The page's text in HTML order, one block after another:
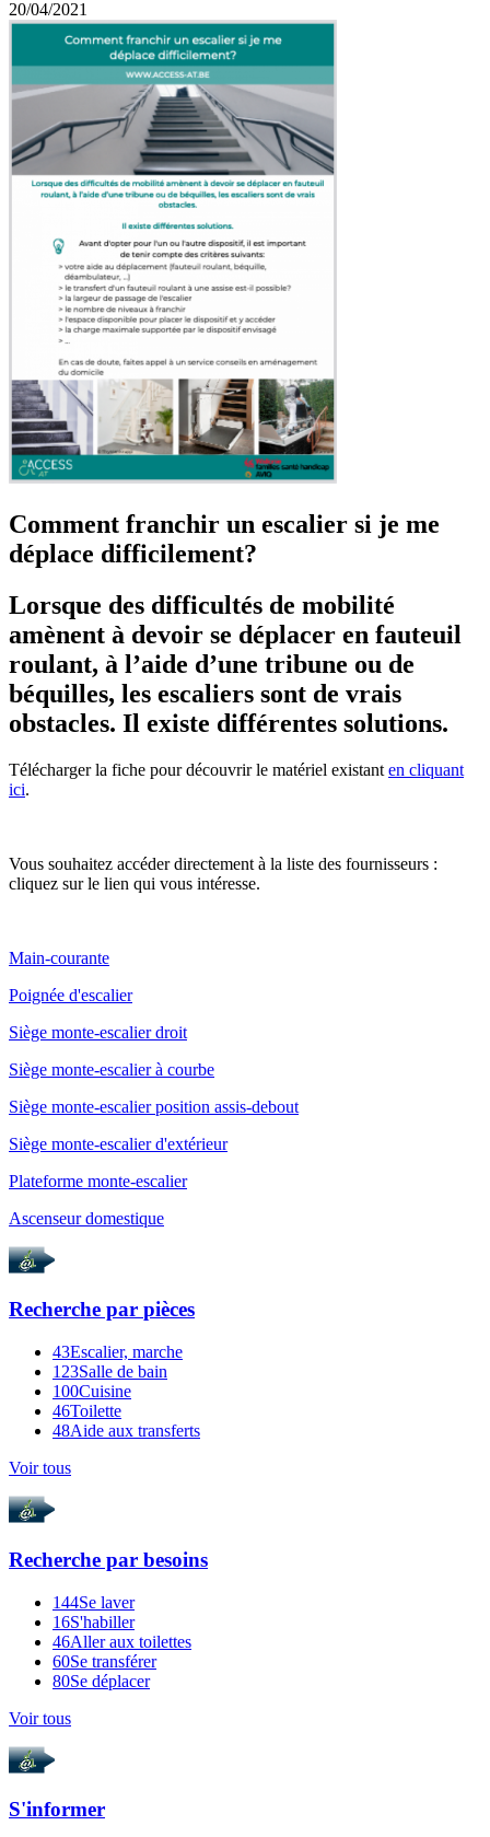
20/04/2021
Comment franchir un escalier si je me
déplace difficilement?
Lorsque des difficultés de mobilité
amènent à devoir se déplacer en fauteuil
roulant, à l’aide d’une tribune ou de
béquilles, les escaliers sont de vrais
obstacles. Il existe différentes solutions.
Télécharger la fiche pour découvrir le matériel existant en cliquant
ici.
Vous souhaitez accéder directement à la liste des fournisseurs :
cliquez sur le lien qui vous intéresse.
Main-courante
Poignée d'escalier
Siège monte-escalier droit
Siège monte-escalier à courbe
Siège monte-escalier position assis-debout
Siège monte-escalier d'extérieur
Plateforme monte-escalier
Ascenseur domestique
Recherche par pièces
43Escalier, marche
123Salle de bain
100Cuisine
46Toilette
48Aide aux transferts
Voir tous
Recherche par besoins
144Se laver
16S'habiller
46Aller aux toilettes
60Se transférer
80Se déplacer
Voir tous
S'informer